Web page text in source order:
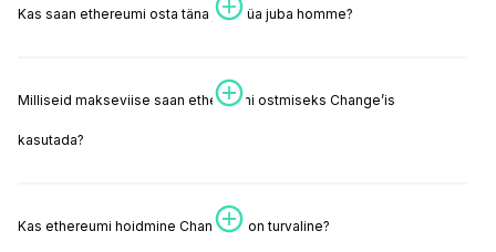
Kas saan ethereumi osta täna ja müüa juba homme?
Milliseid makseviise saan ethereumi ostmiseks Change’is
kasutada?
Kas ethereumi hoidmine Change’is on turvaline?